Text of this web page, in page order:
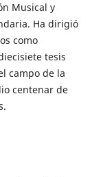
Musical y
Ha dirigió
como
tesis
campo de la
centenar de